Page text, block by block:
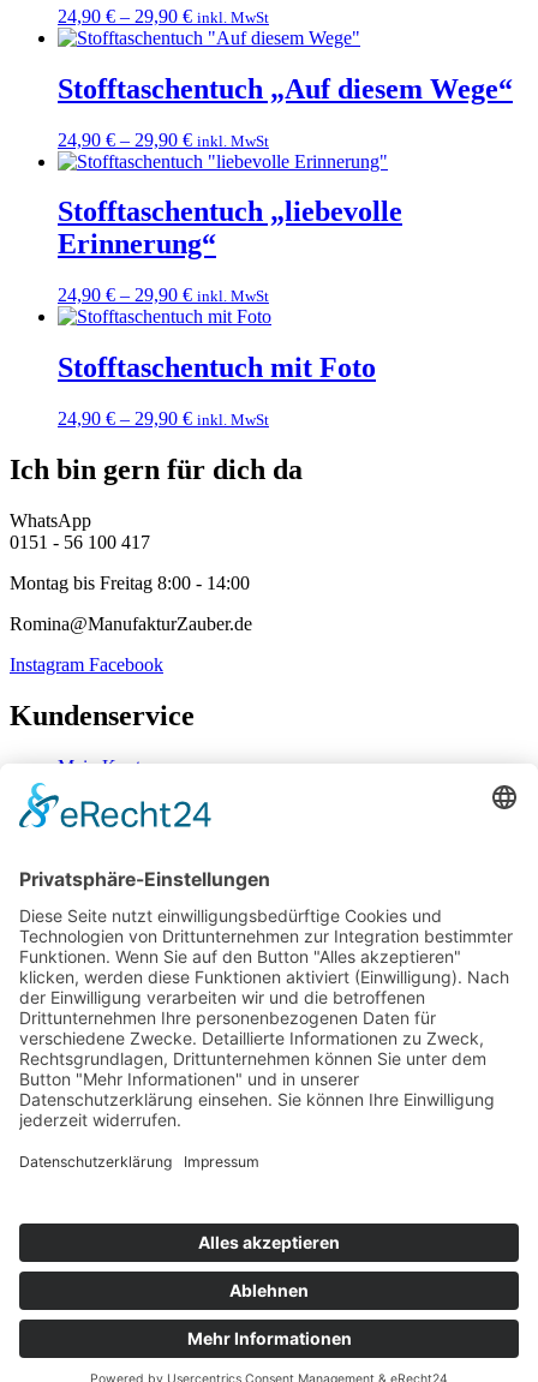
24,90 € – 29,90 € inkl. MwSt
Stofftaschentuch „Auf diesem Wege“
24,90 € – 29,90 € inkl. MwSt
Stofftaschentuch „liebevolle
Erinnerung“
24,90 € – 29,90 € inkl. MwSt
Stofftaschentuch mit Foto
24,90 € – 29,90 € inkl. MwSt
Ich bin gern für dich da
WhatsApp
0151 - 56 100 417
Montag bis Freitag 8:00 - 14:00
Romina@ManufakturZauber.de
Instagram Facebook
Kundenservice
Mein Konto
Zahlung & Versand
Widerrufsbelehrung
Mein Konto
Kontakt
Zahlung & Versand
Widerrufsbelehrung
Vertrag Widerrufen
Informationen
Über Mich
Impressum
AGB
Datenschutzerklärung
Impressum
Mein Konto
© ManufakturZauber 2025